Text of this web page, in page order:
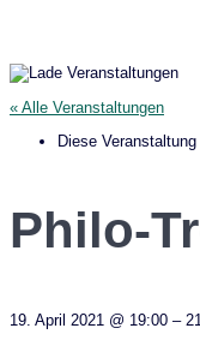
« Alle Veranstaltungen
Diese
Philo-
19. April 2021 @ 19:00 –